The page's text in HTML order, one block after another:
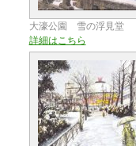
大濠公園 雪の浮見堂
詳細はこちら